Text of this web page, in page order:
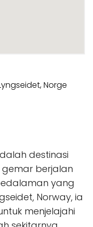
destinasi
berjalan
yang
Norway, ia
menjelajahi